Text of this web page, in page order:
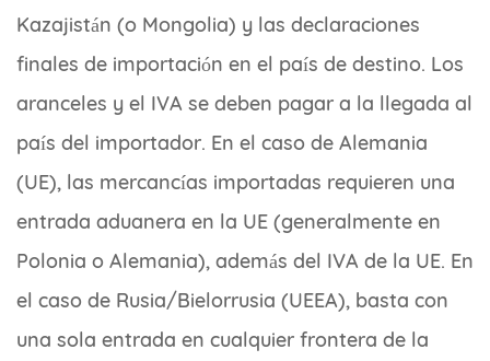
Kazajistán (o Mongolia) y las declaraciones
finales de importación en el país de destino. Los
aranceles y el IVA se deben pagar a la llegada al
país del importador. En el caso de Alemania
(UE), las mercancías importadas requieren una
entrada aduanera en la UE (generalmente en
Polonia o Alemania), además del IVA de la UE. En
el caso de Rusia/Bielorrusia (UEEA), basta con
una sola entrada en cualquier frontera de la